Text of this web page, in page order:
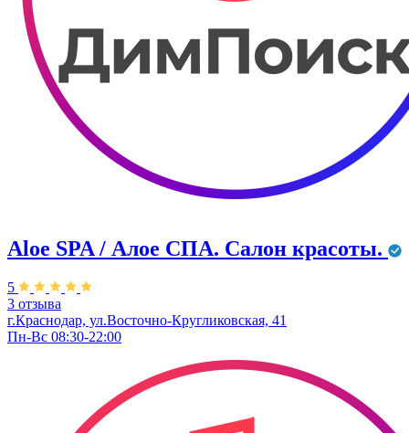
Aloe SPA / Алое СПА. Салон красоты.
5
3 отзыва
г.Краснодар, ул.Восточно-Кругликовская, 41
Пн-Вс 08:30-22:00